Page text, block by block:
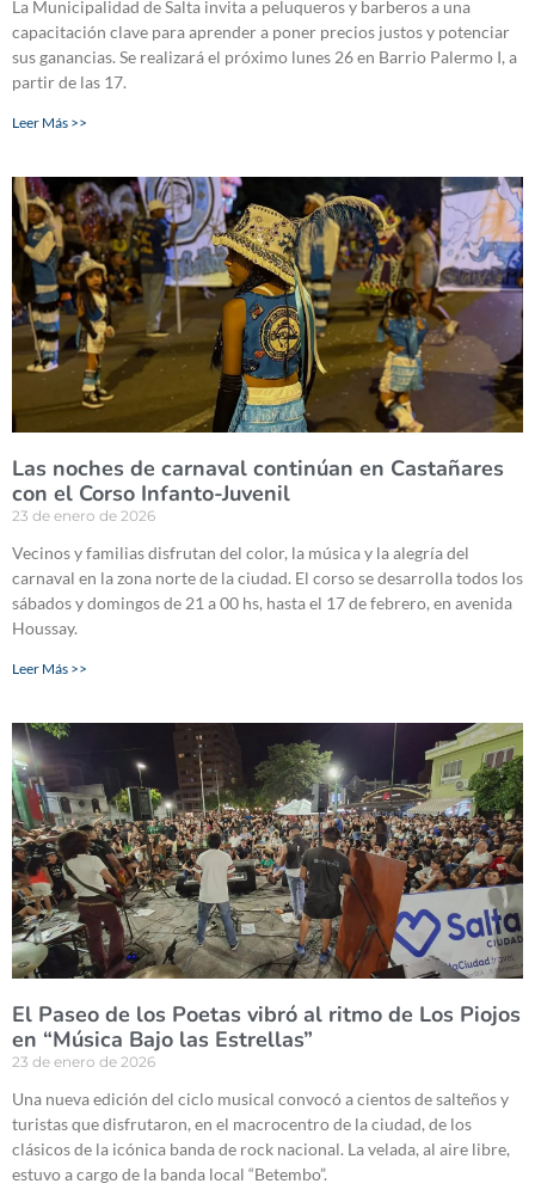
La Municipalidad de Salta invita a peluqueros y barberos a una
capacitación clave para aprender a poner precios justos y potenciar
sus ganancias. Se realizará el próximo lunes 26 en Barrio Palermo I, a
partir de las 17.
Leer Más >>
Las noches de carnaval continúan en Castañares
con el Corso Infanto-Juvenil
23 de enero de 2026
Vecinos y familias disfrutan del color, la música y la alegría del
carnaval en la zona norte de la ciudad. El corso se desarrolla todos los
sábados y domingos de 21 a 00 hs, hasta el 17 de febrero, en avenida
Houssay.
Leer Más >>
El Paseo de los Poetas vibró al ritmo de Los Piojos
en “Música Bajo las Estrellas”
23 de enero de 2026
Una nueva edición del ciclo musical convocó a cientos de salteños y
turistas que disfrutaron, en el macrocentro de la ciudad, de los
clásicos de la icónica banda de rock nacional. La velada, al aire libre,
estuvo a cargo de la banda local “Betembo”.